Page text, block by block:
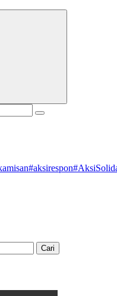
#aksirespon